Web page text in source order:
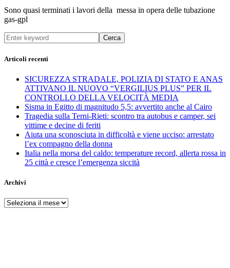
Sono quasi terminati i lavori della messa in opera delle tubazione
gas-gpl
Cerca
Articoli recenti
SICUREZZA STRADALE, POLIZIA DI STATO E ANAS
ATTIVANO IL NUOVO “VERGILIUS PLUS” PER IL
CONTROLLO DELLA VELOCITÀ MEDIA
Sisma in Egitto di magnitudo 5,5: avvertito anche al Cairo
Tragedia sulla Terni-Rieti: scontro tra autobus e camper, sei
vittime e decine di feriti
Aiuta una sconosciuta in difficoltà e viene ucciso: arrestato
l’ex compagno della donna
Italia nella morsa del caldo: temperature record, allerta rossa in
25 città e cresce l’emergenza siccità
Archivi
Archivi